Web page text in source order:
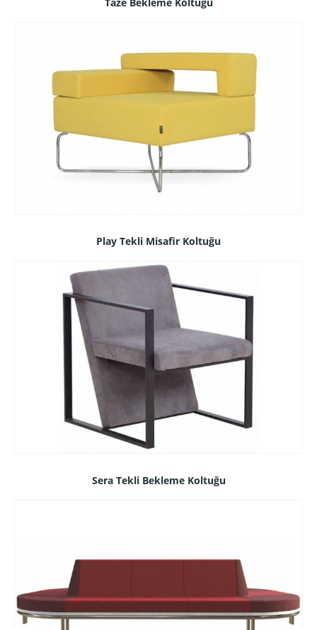
Play Tekli Misafir Koltuğu
Sera Tekli Bekleme Koltuğu